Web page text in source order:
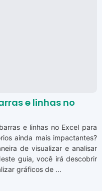
e linhas no
e linhas no Excel para
ainda mais impactantes?
de visualizar e analisar
guia, você irá descobrir
gráficos de ...